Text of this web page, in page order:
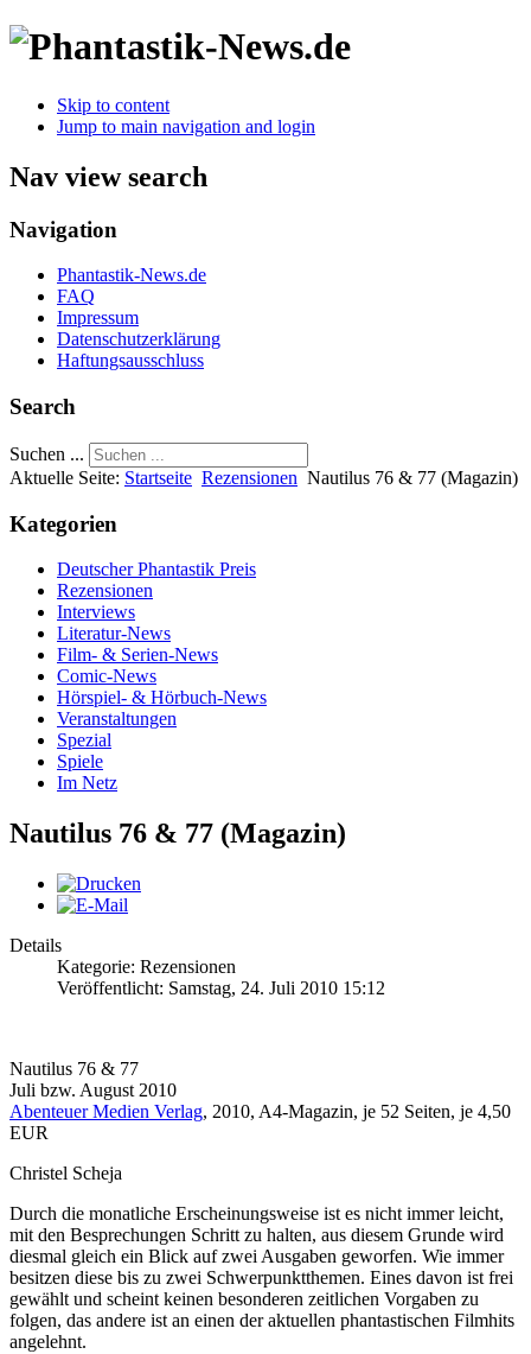
Skip to content
Jump to main navigation and login
Nav view search
Navigation
Phantastik-News.de
FAQ
Impressum
Datenschutzerklärung
Haftungsausschluss
Search
Suchen ...
Aktuelle Seite: Startseite Rezensionen Nautilus 76 & 77 (Magazin)
Kategorien
Deutscher Phantastik Preis
Rezensionen
Interviews
Literatur-News
Film- & Serien-News
Comic-News
Hörspiel- & Hörbuch-News
Veranstaltungen
Spezial
Spiele
Im Netz
Nautilus 76 & 77 (Magazin)
Details
Kategorie: Rezensionen
Veröffentlicht: Samstag, 24. Juli 2010 15:12
Nautilus 76 & 77
Juli bzw. August 2010
Abenteuer Medien Verlag, 2010, A4-Magazin, je 52 Seiten, je 4,50
EUR
Christel Scheja
Durch die monatliche Erscheinungsweise ist es nicht immer leicht,
mit den Besprechungen Schritt zu halten, aus diesem Grunde wird
diesmal gleich ein Blick auf zwei Ausgaben geworfen. Wie immer
besitzen diese bis zu zwei Schwerpunktthemen. Eines davon ist frei
gewählt und scheint keinen besonderen zeitlichen Vorgaben zu
folgen, das andere ist an einen der aktuellen phantastischen Filmhits
angelehnt.